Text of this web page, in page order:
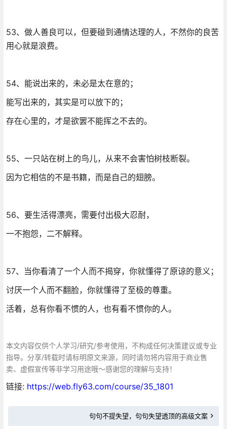
53、做人善良可以，但要碰到通情达理的人，不然你的良苦
用心就是浪费。
54、能说出来的，未必是太在意的；
能写出来的，其实是可以放下的；
存在心里的，才是欲罢不能挥之不去的。
55、一只站在树上的鸟儿，从来不会害怕树枝断裂。
因为它相信的不是书籍，而是自己的翅膀。
56、要生活得漂亮，需要付出极大忍耐，
一不抱怨，二不解释。
57、当你看清了一个人而不揭穿，你就懂得了原谅的意义；
讨厌一个人而不翻脸，你就懂得了至极的尊重。
活着，总有你看不惯的人，也有看不惯你的人。
本文内容仅供个人学习/研究/参考使用，不构成任何决策建议或专业
指导。分享/转载时请标明原文来源，同时请勿将内容用于商业售
卖、虚假宣传等非学习用途哦～感谢您的理解与支持！
链接: https://web.fly63.com/course/35_1801
句句不提失望，句句失望透顶的高级文案